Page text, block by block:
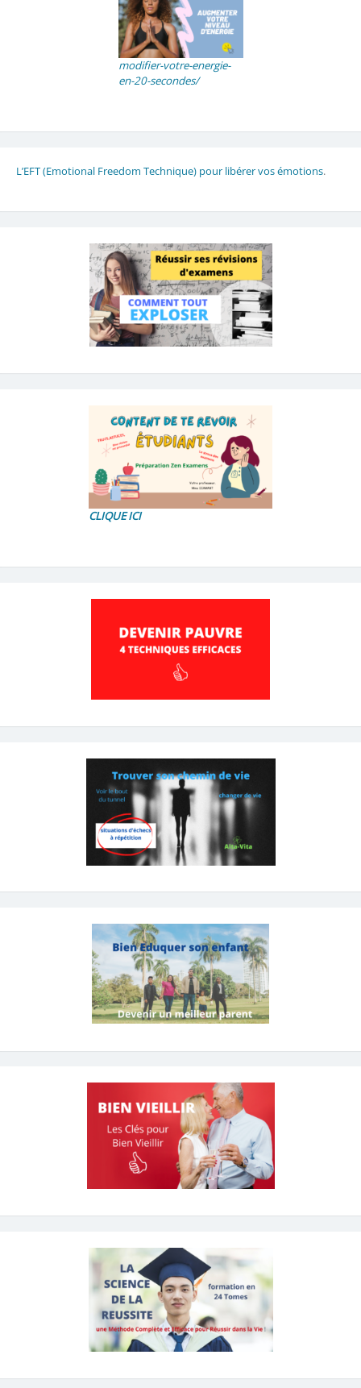
modifier-votre-energie-
en-20-secondes/
L’EFT (Emotional Freedom Technique) pour libérer vos émotions.
CLIQUE ICI